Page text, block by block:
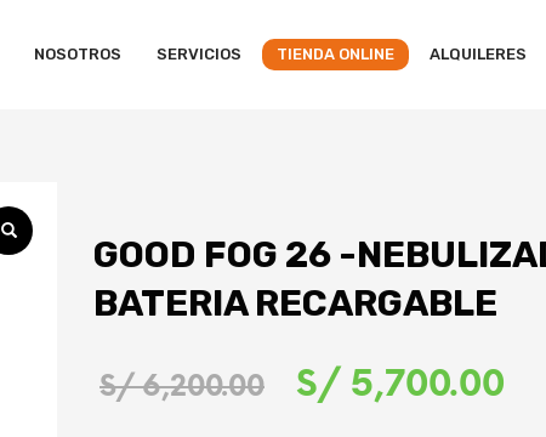
NOSOTROS SERVICIOS TIENDA ONLINE ALQUILERES
GOOD FOG 26 -
BATERIA RECARGABLE
S/6,200.00
El
S/ 5,700.00